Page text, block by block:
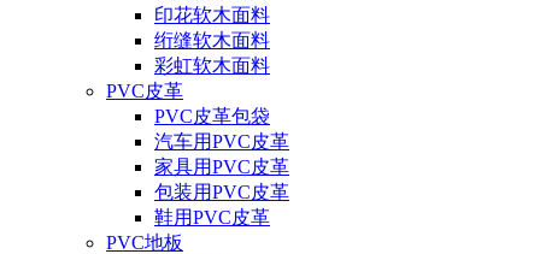
印花软木面料
绗缝软木面料
彩虹软木面料
PVC皮革
PVC皮革包袋
汽车用PVC皮革
家具用PVC皮革
包装用PVC皮革
鞋用PVC皮革
PVC地板